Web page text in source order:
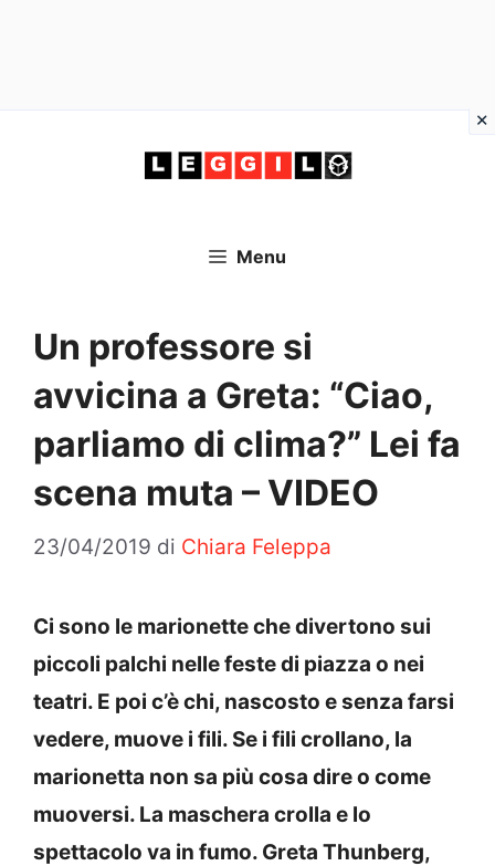
Menu
Un professore si
avvicina a Greta: “Ciao,
parliamo di clima?” Lei fa
scena muta – VIDEO
23/04/2019 di Chiara Feleppa
Ci sono le marionette che divertono sui
piccoli palchi nelle feste di piazza o nei
teatri. E poi c’è chi, nascosto e senza farsi
vedere, muove i fili. Se i fili crollano, la
marionetta non sa più cosa dire o come
muoversi. La maschera crolla e lo
spettacolo va in fumo. Greta Thunberg,